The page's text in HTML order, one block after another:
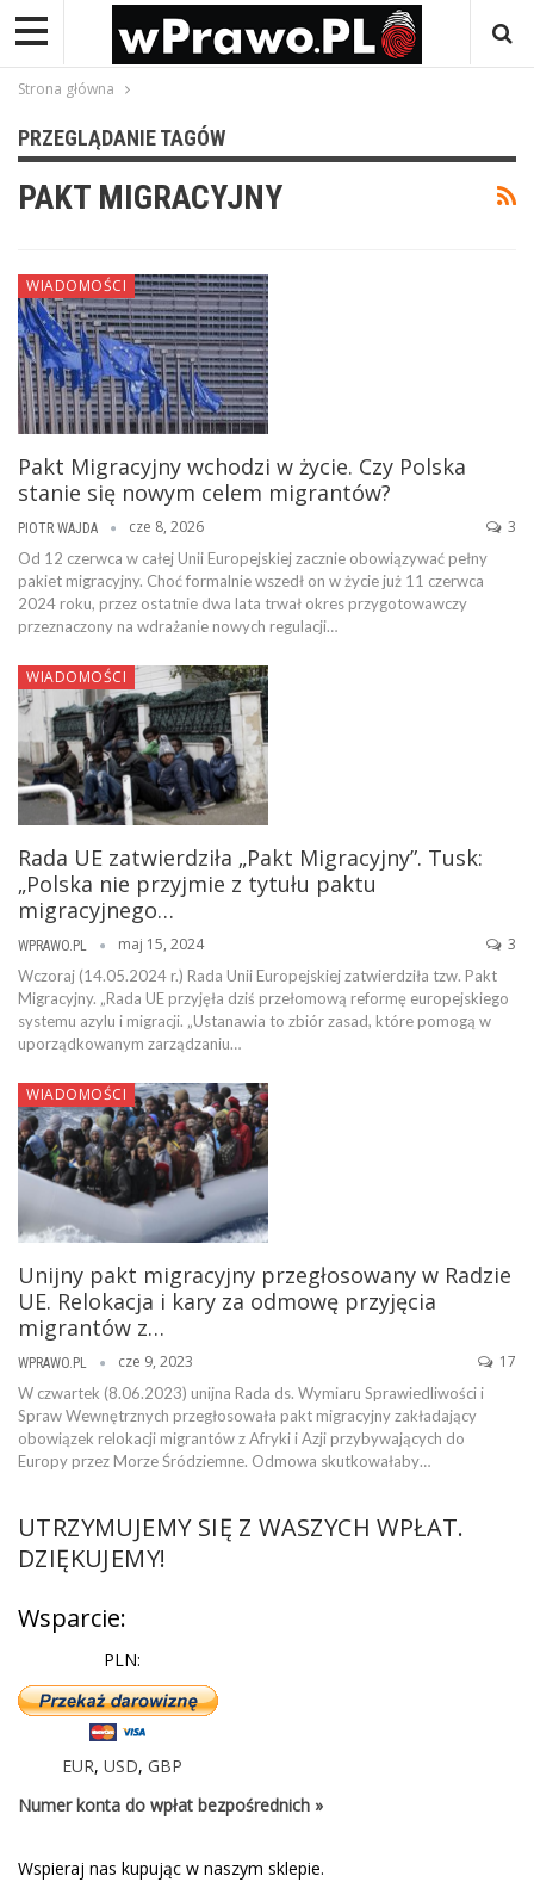
Strona główna
PRZEGLĄDANIE TAGÓW
PAKT MIGRACYJNY
WIADOMOŚCI
Pakt Migracyjny wchodzi w życie. Czy Polska
stanie się nowym celem migrantów?
PIOTR WAJDA cze 8, 2026 3
Od 12 czerwca w całej Unii Europejskiej zacznie obowiązywać pełny
pakiet migracyjny. Choć formalnie wszedł on w życie już 11 czerwca
2024 roku, przez ostatnie dwa lata trwał okres przygotowawczy
przeznaczony na wdrażanie nowych regulacji…
WIADOMOŚCI
Rada UE zatwierdziła „Pakt Migracyjny”. Tusk:
„Polska nie przyjmie z tytułu paktu
migracyjnego…
WPRAWO.PL maj 15, 2024 3
Wczoraj (14.05.2024 r.) Rada Unii Europejskiej zatwierdziła tzw. Pakt
Migracyjny. „Rada UE przyjęła dziś przełomową reformę europejskiego
systemu azylu i migracji. „Ustanawia to zbiór zasad, które pomogą w
uporządkowanym zarządzaniu…
WIADOMOŚCI
Unijny pakt migracyjny przegłosowany w Radzie
UE. Relokacja i kary za odmowę przyjęcia
migrantów z…
WPRAWO.PL cze 9, 2023 17
W czwartek (8.06.2023) unijna Rada ds. Wymiaru Sprawiedliwości i
Spraw Wewnętrznych przegłosowała pakt migracyjny zakładający
obowiązek relokacji migrantów z Afryki i Azji przybywających do
Europy przez Morze Śródziemne. Odmowa skutkowałaby…
UTRZYMUJEMY SIĘ Z WASZYCH WPŁAT.
DZIĘKUJEMY!
Wsparcie:
PLN:
EUR, USD, GBP
Numer konta do wpłat bezpośrednich »
Wspieraj nas kupując w naszym sklepie.